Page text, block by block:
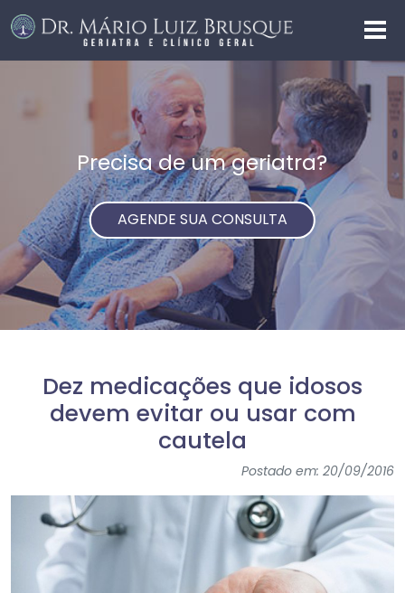
Precisa de um geriatra?
AGENDE SUA CONSULTA
Dez medicações que idosos
devem evitar ou usar com
cautela
Postado em: 20/09/2016